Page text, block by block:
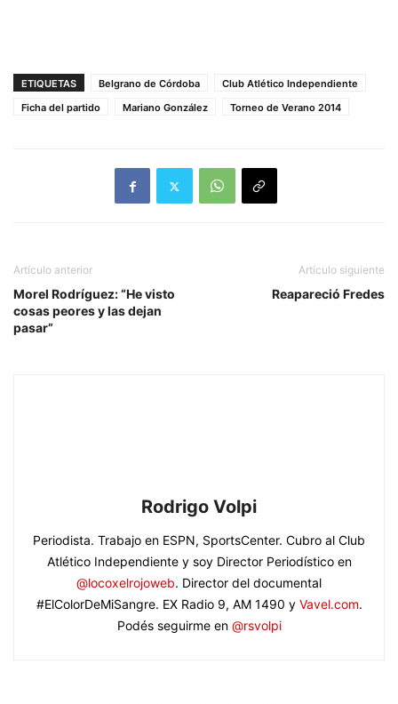
ETIQUETAS Belgrano de Córdoba
Club Atlético Independiente
Ficha del partido
Mariano González Torneo de Verano 2014
Artículo anterior
Morel Rodríguez: “He visto
cosas peores y las dejan
pasar”
Artículo siguiente
Reapareció Fredes
Rodrigo Volpi
Periodista. Trabajo en ESPN, SportsCenter. Cubro al Club
Atlético Independiente y soy Director Periodístico en
@locoxelrojoweb. Director del documental
#ElColorDeMiSangre. EX Radio 9, AM 1490 y Vavel.com.
Podés seguirme en @rsvolpi